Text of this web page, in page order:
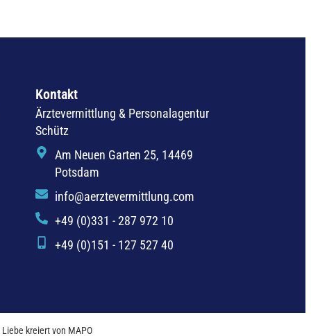
Kontakt
Ärztevermittlung & Personalagentur
Schütz
Am Neuen Garten 25, 14469
Potsdam
info@aerztevermittlung.com
+49 (0)331 - 287 972 10
+49 (0)151 - 127 527 40
Liebe kreiert von MAPO